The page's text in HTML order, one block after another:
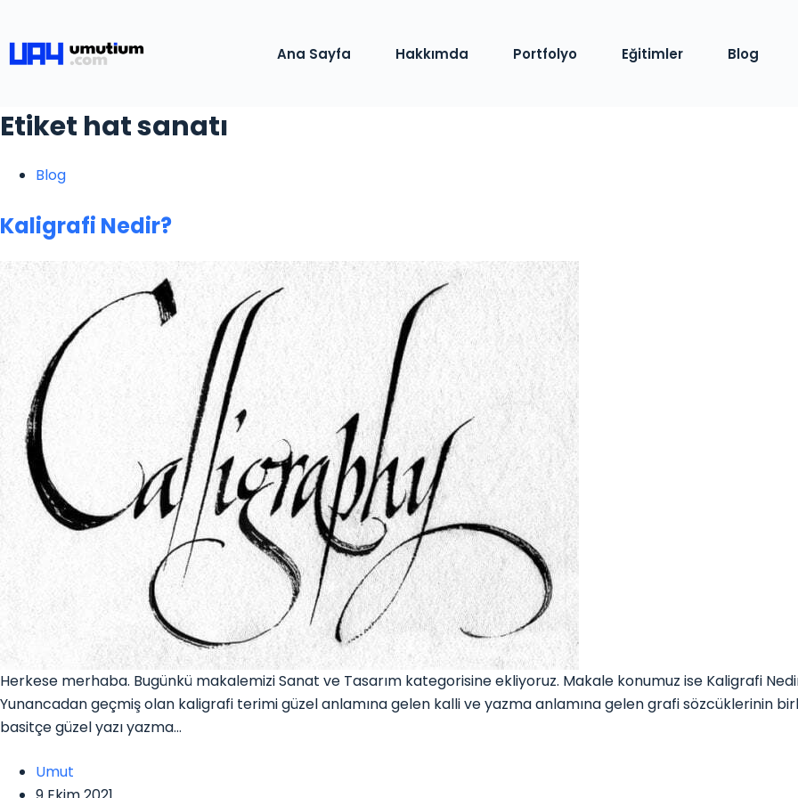
Ana Sayfa Hakkımda Portfolyo Eğitimler Blog
Etiket hat sanatı
Blog
Kaligrafi Nedir?
Herkese merhaba. Bugünkü makalemizi Sanat ve Tasarım kategorisine ekliyoruz. Makale konumuz ise Kaligrafi
Yunancadan geçmiş olan kaligrafi terimi güzel anlamına gelen kalli ve yazma anlamına gelen grafi sözcüklerinin
basitçe güzel yazı yazma…
Umut